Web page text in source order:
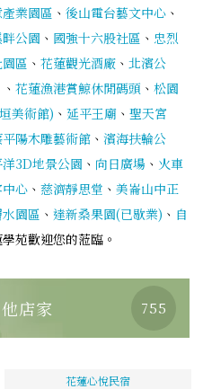
業園區 、 後山電台藝文中心 、
公園 、 國強十六股社區 、 忠烈
區 、 花蓮觀光酒廠 、 北濱公
、 花蓮漁港賞鯨休閒碼頭 、 松園
美術館) 、 延平王廟 、 聖天宮
平陽木雕藝術館 、 濱海扶輪公
3D地景公園 、 向日廣場 、 火車
心 、 慈濟靜思堂 、 美崙山中正
園區 、 達新桑果園(已歇業) 、 自
苑歡迎您的蒞臨。
店家 755
花蓮心悅民宿